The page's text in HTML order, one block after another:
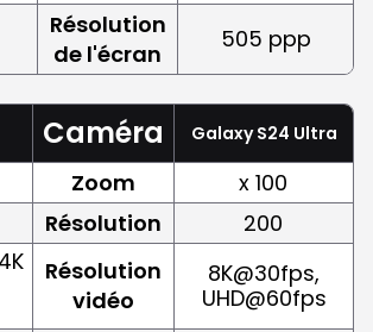
Résolution
de l'écran
505 ppp
Caméra Galaxy S24 Ultra
Zoom
x 100
Résolution
200
Résolution
vidéo
8K@30fps,
UHD@60fps